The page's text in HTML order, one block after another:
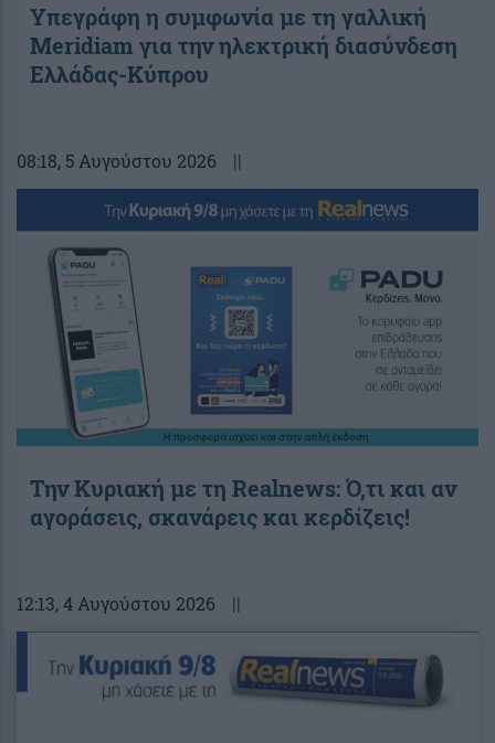
Υπεγράφη η συμφωνία με τη γαλλική
Meridiam για την ηλεκτρική διασύνδεση
Ελλάδας-Κύπρου
08:18, 5 Αυγούστου 2026 ||
Την Κυριακή με τη Realnews: Ό,τι και αν
αγοράσεις, σκανάρεις και κερδίζεις!
12:13, 4 Αυγούστου 2026 ||